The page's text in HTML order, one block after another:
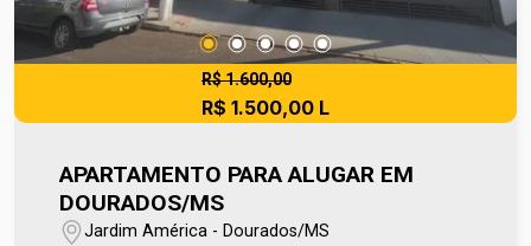
R$ 1.600,00
R$ 1.500,00 L
APARTAMENTO PARA ALUGAR EM
DOURADOS/MS
Jardim América - Dourados/MS